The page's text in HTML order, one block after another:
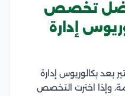
تخصص
إدارة
بكالوريوس إدارة
وإذا اخترت التخصص